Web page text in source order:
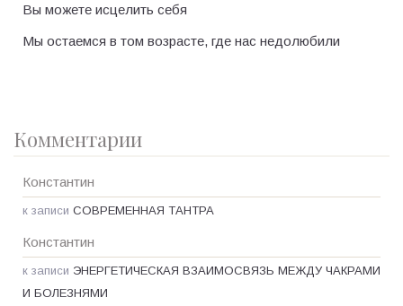
Вы можете исцелить себя
Мы остаемся в том возрасте, где нас недолюбили
Комментарии
Константин
к записи СОВРЕМЕННАЯ ТАНТРА
Константин
к записи ЭНЕРГЕТИЧЕСКАЯ ВЗАИМОСВЯЗЬ МЕЖДУ ЧАКРАМИ
И БОЛЕЗНЯМИ